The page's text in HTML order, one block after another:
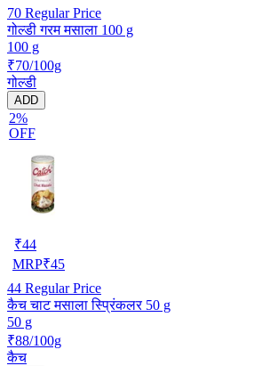
70 Regular Price
गोल्डी गरम मसाला 100 g
100 g
₹70/100g
गोल्डी
ADD
2%
OFF
₹44
MRP₹45
44 Regular Price
कैच चाट मसाला स्प्रिंकलर 50 g
50 g
₹88/100g
कैच